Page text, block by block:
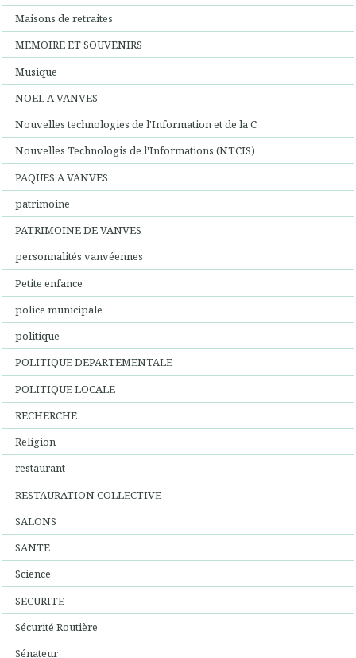
Maisons de retraites
MEMOIRE ET SOUVENIRS
Musique
NOEL A VANVES
Nouvelles technologies de l'Information et de la C
Nouvelles Technologis de l'Informations (NTCIS)
PAQUES A VANVES
patrimoine
PATRIMOINE DE VANVES
personnalités vanvéennes
Petite enfance
police municipale
politique
POLITIQUE DEPARTEMENTALE
POLITIQUE LOCALE
RECHERCHE
Religion
restaurant
RESTAURATION COLLECTIVE
SALONS
SANTE
Science
SECURITE
Sécurité Routière
Sénateur